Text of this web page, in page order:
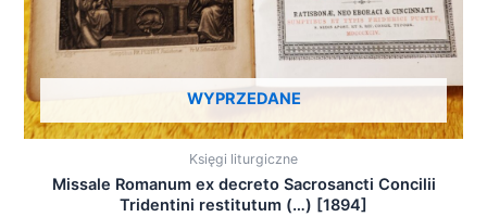
WYPRZEDANE
Księgi liturgiczne
Missale Romanum ex decreto Sacrosancti Concilii
Tridentini restitutum (…) [1894]